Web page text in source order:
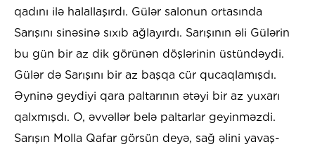
qadını ilə halallaşırdı. Gülər salonun ortasında
Sarışını sinəsinə sıxıb ağlayırdı. Sarışının əli Gülərin
bu gün bir az dik görünən döşlərinin üstündəydi.
Gülər də Sarışını bir az başqa cür qucaqlamışdı.
Əyninə geydiyi qara paltarının ətəyi bir az yuxarı
qalxmışdı. O, əvvəllər belə paltarlar geyinməzdi.
Sarışın Molla Qafar görsün deyə, sağ əlini yavaş-